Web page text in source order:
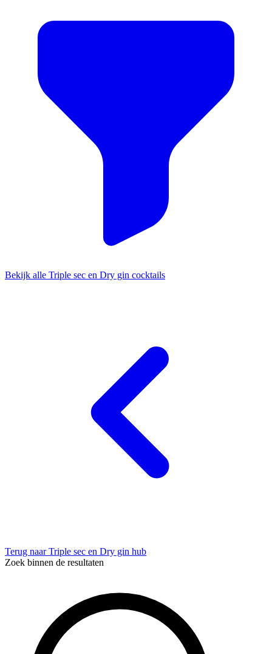
Bekijk alle Triple sec en Dry gin cocktails
Terug naar Triple sec en Dry gin hub
Zoek binnen de resultaten